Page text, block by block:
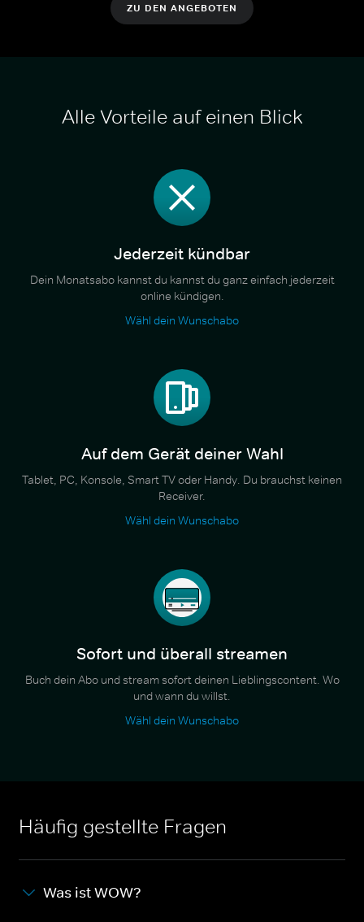
ZU DEN ANGEBOTEN
Alle Vorteile auf einen Blick
Jederzeit kündbar
Dein Monatsabo kannst du kannst du ganz einfach jederzeit
online kündigen.
Wähl dein Wunschabo
Auf dem Gerät deiner Wahl
Tablet, PC, Konsole, Smart TV oder Handy. Du brauchst keinen
Receiver.
Wähl dein Wunschabo
Sofort und überall streamen
Buch dein Abo und stream sofort deinen Lieblingscontent. Wo
und wann du willst.
Wähl dein Wunschabo
Häufig gestellte Fragen
Was ist WOW?